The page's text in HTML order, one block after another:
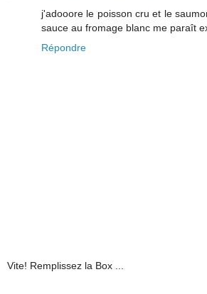
j'adooore le poisson cru et le
sauce au fromage blanc me paraît
Répondre
Vite! Remplissez la Box ...